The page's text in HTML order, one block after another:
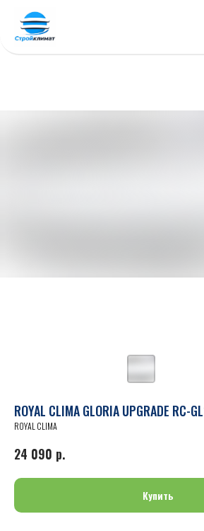
ROYAL CLIMA GLORIA UPGRADE RC-
ROYAL CLIMA
24 090 р.
Купить